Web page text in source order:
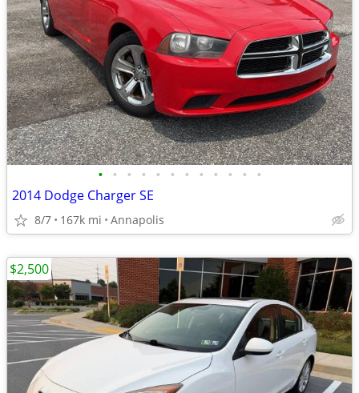
• • • • • • • • • • • •
2014 Dodge Charger SE
8/7 167k mi Annapolis
$2,500